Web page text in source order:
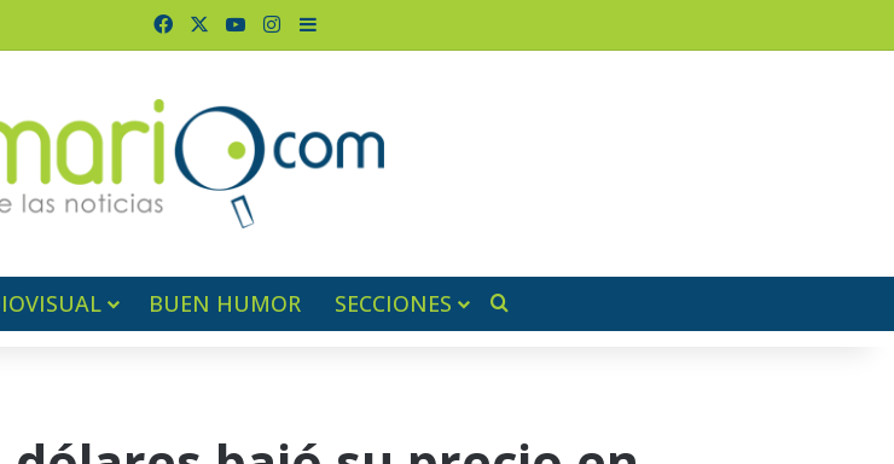
FacebookYouTubeInstagram
Barra lateral
BUEN HUMOR SECCIONES